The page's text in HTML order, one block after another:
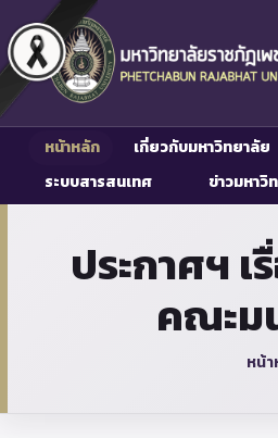
หน้าหลัก เกี่ยวกับมหาวิทยาลัย
ระบบสารสนเทศ
ข่าวมหาวิ
ประกาศฯ
คณะม
หน้